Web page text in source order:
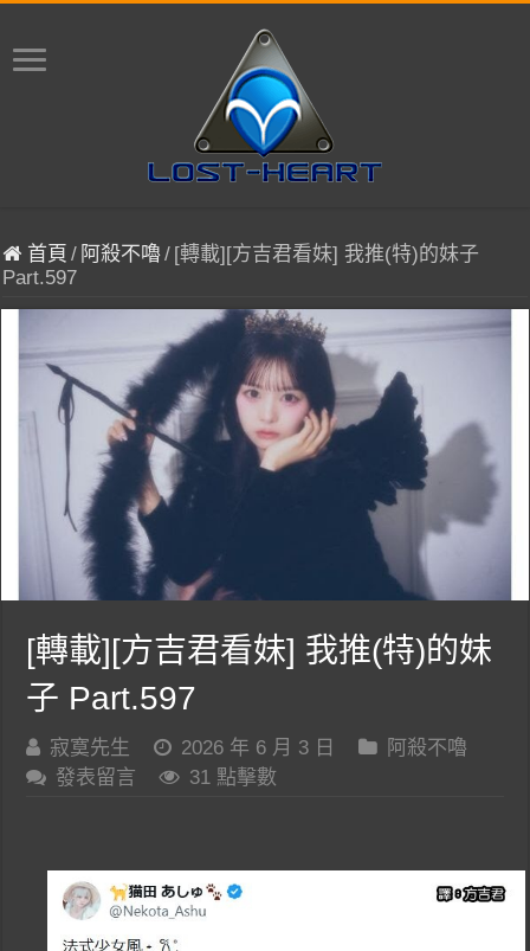
首頁 / 阿殺不嚕/ [轉載][方吉君看妹] 我推(特)的妹子
Part.597
[轉載][方吉君看妹] 我推(特)的妹
子 Part.597
寂寞先生 2026 年 6 月 3 日
阿殺不嚕
發表留言
31 點擊數